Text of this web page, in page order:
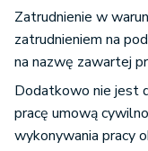
Zatrudnienie w
zatrudnieniem na
na nazwę zawartej
Dodatkowo nie jest
pracę umową
wykonywania pracy